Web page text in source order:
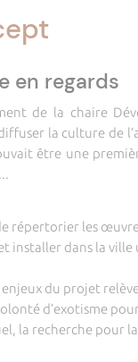
en regards
de la chaire
la culture de
être une
répertorier les
installer dans la
enjeux du projet
d’exotisme
la recherche pour